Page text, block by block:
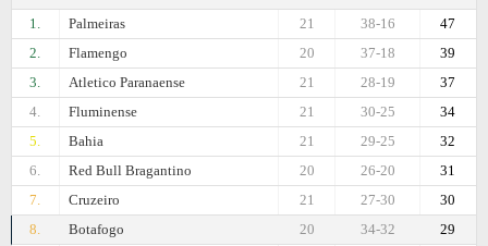
1.
Palmeiras 47
38-16
21
2.
Flamengo 39
37-18
20
3.
Atletico Paranaense 37
28-19
21
4.
Fluminense 34
30-25
21
5.
Bahia 32
29-25
21
6.
Red Bull Bragantino 31
26-20
20
7.
Cruzeiro 30
27-30
21
8.
Botafogo 29
34-32
20